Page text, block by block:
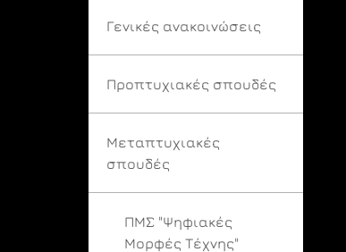
Γενικές ανακοινώσεις
Προπτυχιακές σπουδές
Μεταπτυχιακές
σπουδές
ΠΜΣ "Ψηφιακές
Μορφές Τέχνης"